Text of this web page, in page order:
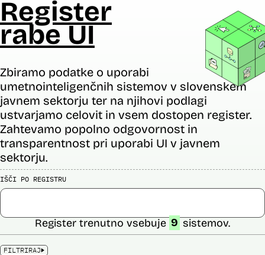
Register
rabe UI
Zbiramo podatke o uporabi
umetnointeligenčnih sistemov v slovenskem
javnem sektorju ter na njihovi podlagi
ustvarjamo celovit in vsem dostopen register.
Zahtevamo popolno odgovornost in
transparentnost pri uporabi UI v javnem
sektorju.
IŠČI PO REGISTRU
FILTRIRAJ
Register trenutno vsebuje 9 sistemov.